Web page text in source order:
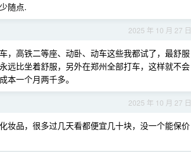
随点.
2025 年 10 月 27 日
，高铁二等座、动卧、动车这些我都试了，最舒服
远比坐着舒服，另外在郑州全部打车，这样就不会
本一个月两千多。
2025 年 10 月 27 日
妆品，很多过几天看都便宜几十块，没一个能保价